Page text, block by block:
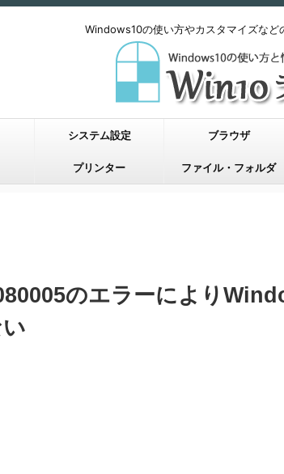
Windows10の使い方やカスタマイズなど
システム設定 ブラウザ
プリンター ファイル・フォルダ
のエラーにより